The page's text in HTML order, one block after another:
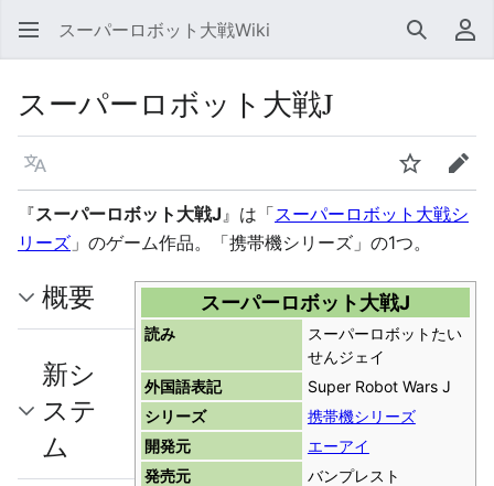
スーパーロボット大戦Wiki 検索 利
スーパーロボット大戦J
言語 ウォッチ編集
『スーパーロボット大戦J』は「スーパーロボット大戦シ
リーズ 」のゲーム作品。「携帯機シリーズ」の1つ。
スーパーロボット大戦J
読み
スーパーロボットたい
せんジェイ
外国語表記
Super Robot Wars J
シリーズ
携帯機シリーズ
開発元
エーアイ
発売元
バンプレスト
概要
新シ
ステ
ム